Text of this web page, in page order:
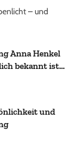
– und
Anna Henkel
bekannt ist
und